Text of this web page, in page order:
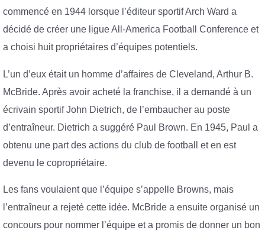
commencé en 1944 lorsque l’éditeur sportif Arch Ward a
décidé de créer une ligue All-America Football Conference et
a choisi huit propriétaires d’équipes potentiels.
L’un d’eux était un homme d’affaires de Cleveland, Arthur B.
McBride. Après avoir acheté la franchise, il a demandé à un
écrivain sportif John Dietrich, de l’embaucher au poste
d’entraîneur. Dietrich a suggéré Paul Brown. En 1945, Paul a
obtenu une part des actions du club de football et en est
devenu le copropriétaire.
Les fans voulaient que l’équipe s’appelle Browns, mais
l’entraîneur a rejeté cette idée. McBride a ensuite organisé un
concours pour nommer l’équipe et a promis de donner un bon